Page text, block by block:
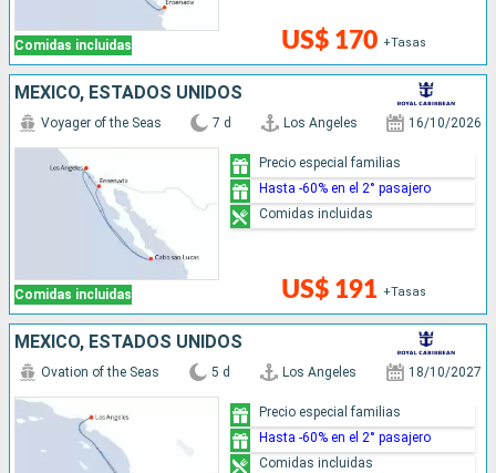
Comidas incluidas US$ 170 +Tasas
MÉXICO, ESTADOS UNIDOS
Comidas incluidas
Voyager of the Seas 7 d Los Angeles 16/10/2026
US$ 191 +Tasas
Precio especial familias
Hasta -60% en el 2° pasajero
Comidas incluidas
MÉXICO, ESTADOS UNIDOS
Ovation of the Seas 5 d Los Angeles 18/10/2027
Precio especial familias
Hasta -60% en el 2° pasajero
Comidas incluidas